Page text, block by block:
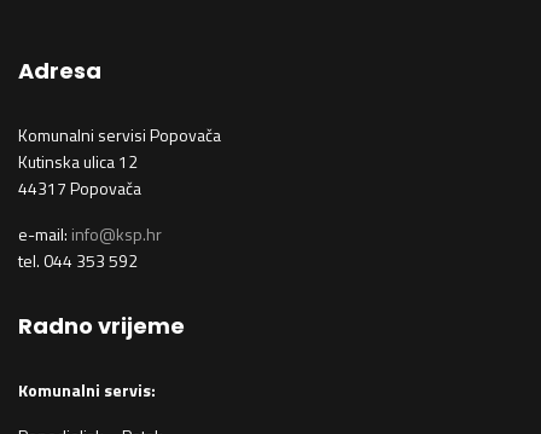
Adresa
Komunalni servisi Popovača
Kutinska ulica 12
44317 Popovača
e-mail: info@ksp.hr
tel. 044 353 592
Radno vrijeme
Komunalni servis: